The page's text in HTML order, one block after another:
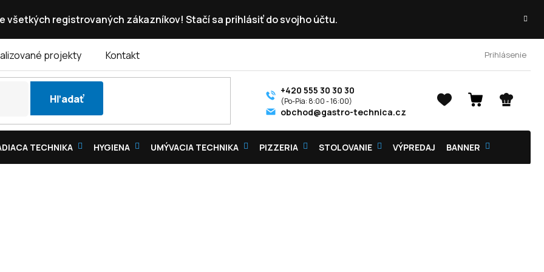
všetkých registrovaných zákazníkov! Stačí sa prihlásiť do svojho účtu.
projekty Kontakt Prihlásenie
Hľadať
NÁKUPNÝ
+420 555 30 30 30
obchod@gastro-technica.cz
TECHNIKA HYGIENA UMÝVACIA TECHNIKA PIZZERIA STOLOVANIE VÝPREDAJ BANNER